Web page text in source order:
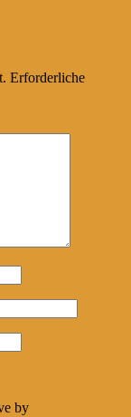
Erforderliche
by